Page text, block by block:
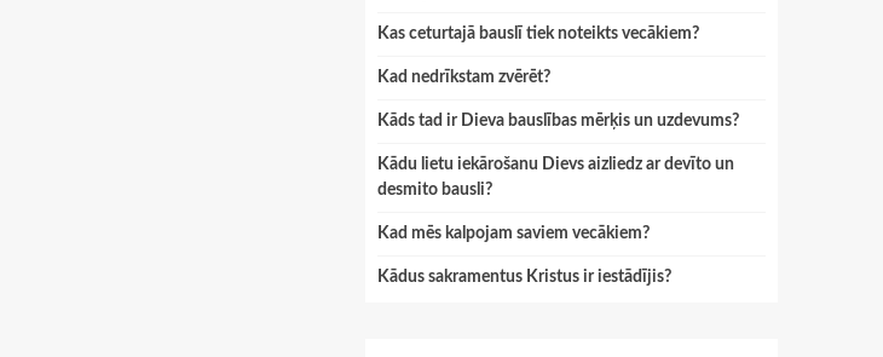
Kas ceturtajā bauslī tiek noteikts vecākiem?
Kad nedrīkstam zvērēt?
Kāds tad ir Dieva bauslības mērķis un uzdevums?
Kādu lietu iekārošanu Dievs aizliedz ar devīto un
desmito bausli?
Kad mēs kalpojam saviem vecākiem?
Kādus sakramentus Kristus ir iestādījis?